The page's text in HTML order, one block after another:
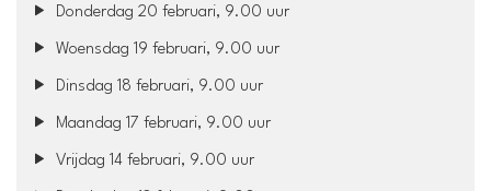
Donderdag 20 februari, 9.00 uur
Woensdag 19 februari, 9.00 uur
Dinsdag 18 februari, 9.00 uur
Maandag 17 februari, 9.00 uur
Vrijdag 14 februari, 9.00 uur